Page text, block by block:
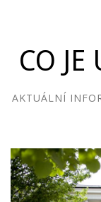
CO JE
AKTUÁLNÍ